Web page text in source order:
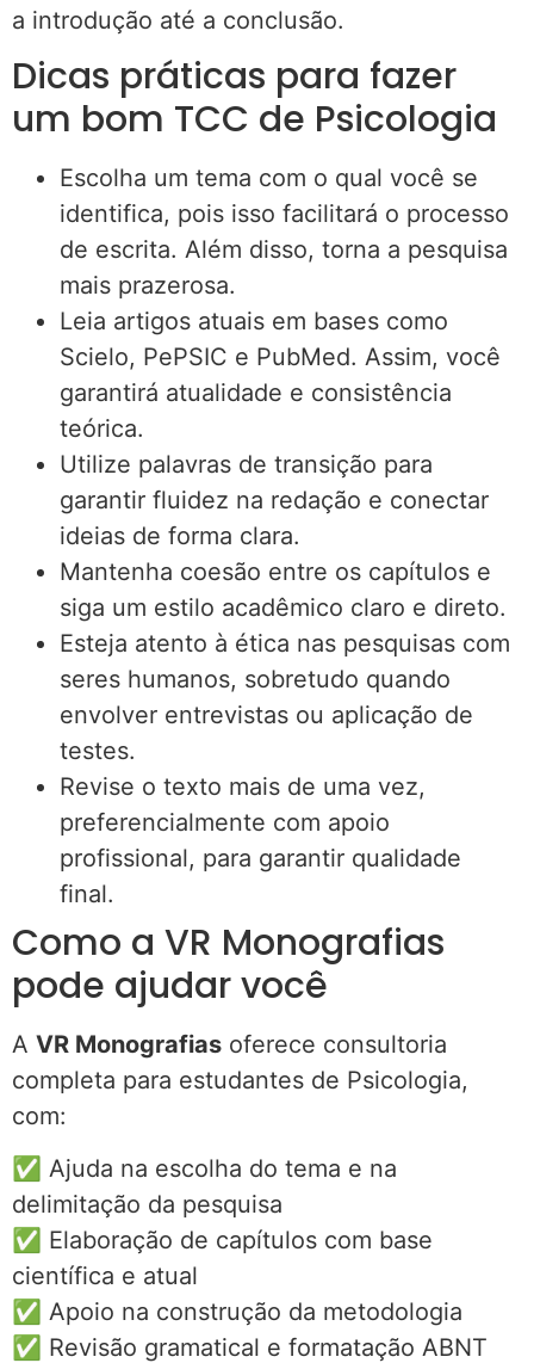
a introdução até a conclusão.
Dicas práticas para fazer
um bom TCC de Psicologia
Escolha um tema com o qual você se
identifica, pois isso facilitará o processo
de escrita. Além disso, torna a pesquisa
mais prazerosa.
Leia artigos atuais em bases como
Scielo, PePSIC e PubMed. Assim, você
garantirá atualidade e consistência
teórica.
Utilize palavras de transição para
garantir fluidez na redação e conectar
ideias de forma clara.
Mantenha coesão entre os capítulos e
siga um estilo acadêmico claro e direto.
Esteja atento à ética nas pesquisas com
seres humanos, sobretudo quando
envolver entrevistas ou aplicação de
testes.
Revise o texto mais de uma vez,
preferencialmente com apoio
profissional, para garantir qualidade
final.
Como a VR Monografias
pode ajudar você
A VR Monografias oferece consultoria
completa para estudantes de Psicologia,
com:
✅ Ajuda na escolha do tema e na
delimitação da pesquisa
✅ Elaboração de capítulos com base
científica e atual
✅ Apoio na construção da metodologia
✅ Revisão gramatical e formatação ABNT